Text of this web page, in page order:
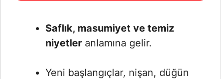
Saflık, masumiyet ve temiz
niyetler anlamına gelir.
Yeni başlangıçlar, nişan, düğün